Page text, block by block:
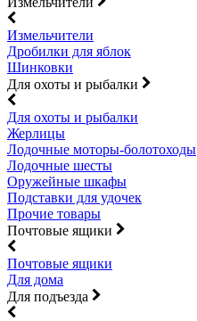
Измельчители
Дробилки для яблок
Шинковки
Для охоты и рыбалки
Для охоты и рыбалки
Жерлицы
Лодочные моторы-болотоходы
Лодочные шесты
Оружейные шкафы
Подставки для удочек
Прочие товары
Почтовые ящики
Почтовые ящики
Для дома
Для подъезда